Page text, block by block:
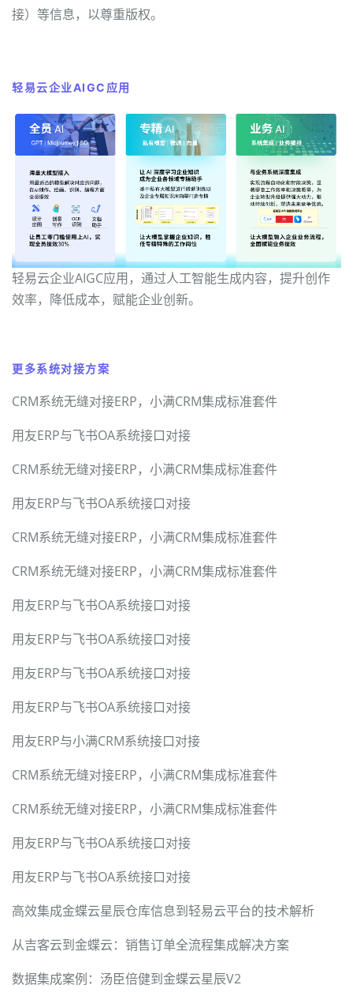
接）等信息，以尊重版权。
轻易云企业AIGC应用
轻易云企业AIGC应用，通过人工智能生成内容，提升创作
效率，降低成本，赋能企业创新。
更多系统对接方案
CRM系统无缝对接ERP，小满CRM集成标准套件
用友ERP与飞书OA系统接口对接
CRM系统无缝对接ERP，小满CRM集成标准套件
用友ERP与飞书OA系统接口对接
CRM系统无缝对接ERP，小满CRM集成标准套件
CRM系统无缝对接ERP，小满CRM集成标准套件
用友ERP与飞书OA系统接口对接
用友ERP与飞书OA系统接口对接
用友ERP与飞书OA系统接口对接
用友ERP与飞书OA系统接口对接
用友ERP与小满CRM系统接口对接
CRM系统无缝对接ERP，小满CRM集成标准套件
CRM系统无缝对接ERP，小满CRM集成标准套件
用友ERP与飞书OA系统接口对接
用友ERP与飞书OA系统接口对接
高效集成金蝶云星辰仓库信息到轻易云平台的技术解析
从吉客云到金蝶云：销售订单全流程集成解决方案
数据集成案例：汤臣倍健到金蝶云星辰V2